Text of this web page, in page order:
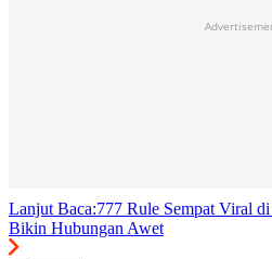
Lanjut Baca:777 Rule Sempat Viral
Bikin Hubungan Awet